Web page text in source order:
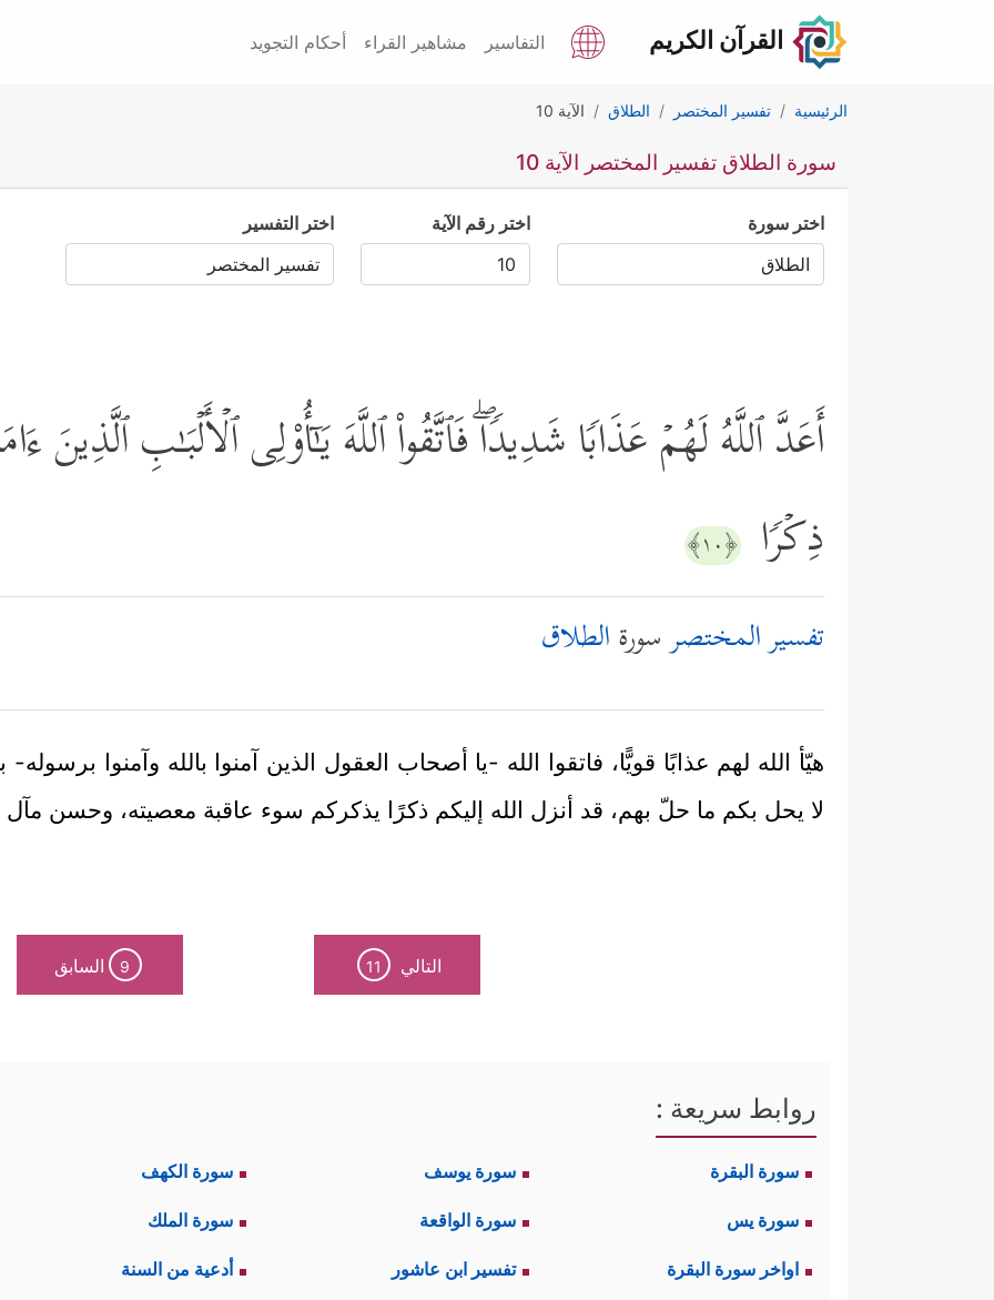
القرآن الكريم التفاسير مشاهير القراء أحكام التجويد
الرئيسية تفسير المختصر الطلاق الآية 10
سورة الطلاق تفسير المختصر الآية 10
اختر سورة اختر رقم الآية اختر التفسير
أَعَدَّ ٱللَّهُ لَهُمۡ عَذَابࣰا شَدِیدࣰاۖ فَٱتَّقُواْ ٱللَّهَ یَـٰۤأُوْلِی ٱلۡأَلۡبَـٰبِ ٱلَّذِینَ
ذِكۡرࣰا ﴿١٠﴾
تفسير المختصرسورةالطلاق
هيّأ الله لهم عذابًا قويًّا، فاتقوا الله -يا أصحاب العقول الذين آمنوا بالله وآمنوا
لا يحل بكم ما حلّ بهم، قد أنزل الله إليكم ذكرًا يذكركم سوء عاقبة معصيته، وحسن
التالي 11
9 السابق
روابط سريعة :
سورة البقرة سورة يوسف سورة الكهف
سورة يس سورة الواقعة سورة الملك
اواخر سورة البقرة تفسير ابن عاشور أدعية من السنة